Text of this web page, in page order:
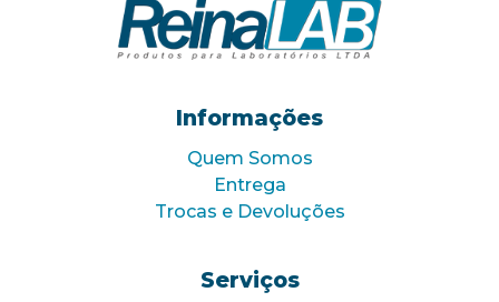
Informações
Quem Somos
Entrega
Trocas e Devoluções
Serviços